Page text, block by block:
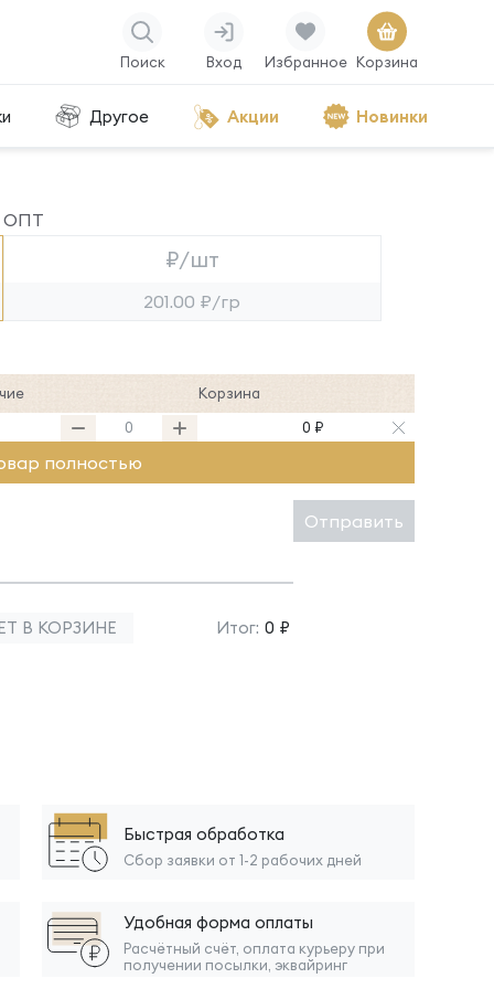
Поиск Вход Избранное Корзина
Другое Акции Новинки
ОПТ
₽/шт
201.00 ₽/гр
Корзина
0 ₽
полностью
Отправить
В КОРЗИНЕ Итог: 0 ₽
Быстрая обработка
Сбор заявки от 1-2 рабочих дней
Удобная форма оплаты
Расчётный счёт, оплата курьеру при
получении посылки, эквайринг